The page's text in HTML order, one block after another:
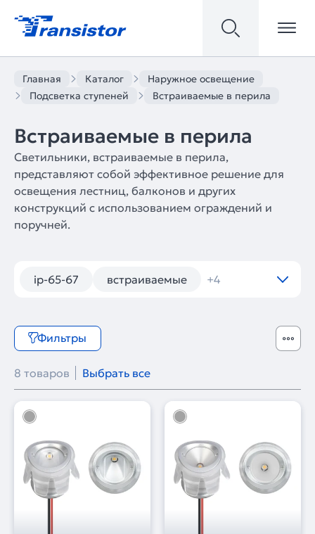
Главная Каталог
Наружное освещение
Подсветка ступеней
Встраиваемые в перила
Встраиваемые в перила
Светильники, встраиваемые в перила,
представляют собой эффективное решение для
освещения лестниц, балконов и других
конструкций с использованием ограждений и
поручней.
ip-65-67 встраиваемые +4
Фильтры
8 товаров Выбрать все